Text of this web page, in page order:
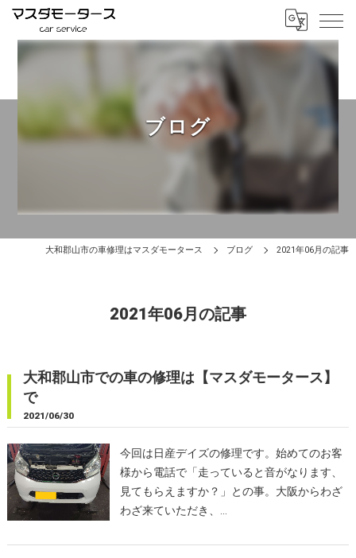
ブログ
大和郡山市の車修理はマスダモータース ブログ 2021年06月の記事
2021年06月の記事
大和郡山市での車の修理は【マスダモータース】
で
2021/06/30
今回は日産デイズの修理です。始めてのお客
様から電話で「走っていると音がなります、
見てもらえますか？」との事。大阪からわざ
わざ来ていただき、…